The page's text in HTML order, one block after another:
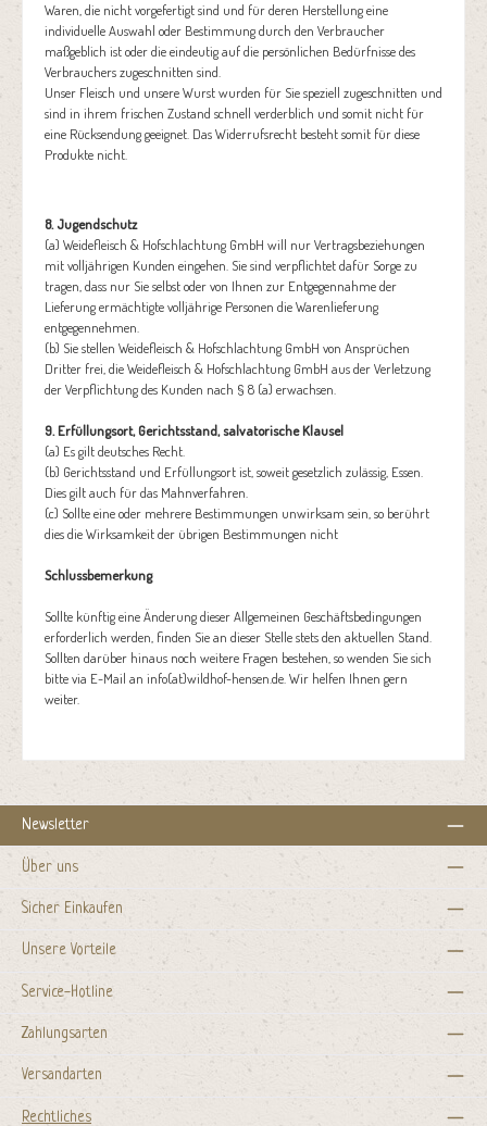
Waren, die nicht vorgefertigt sind und für deren Herstellung eine
individuelle Auswahl oder Bestimmung durch den Verbraucher
maßgeblich ist oder die eindeutig auf die persönlichen Bedürfnisse des
Verbrauchers zugeschnitten sind.
Unser Fleisch und unsere Wurst wurden für Sie speziell zugeschnitten und
sind in ihrem frischen Zustand schnell verderblich und somit nicht für
eine Rücksendung geeignet. Das Widerrufsrecht besteht somit für diese
Produkte nicht.
8. Jugendschutz
(a) Weidefleisch & Hofschlachtung GmbH will nur Vertragsbeziehungen
mit volljährigen Kunden eingehen. Sie sind verpflichtet dafür Sorge zu
tragen, dass nur Sie selbst oder von Ihnen zur Entgegennahme der
Lieferung ermächtigte volljährige Personen die Warenlieferung
entgegennehmen.
(b) Sie stellen Weidefleisch & Hofschlachtung GmbH von Ansprüchen
Dritter frei, die Weidefleisch & Hofschlachtung GmbH aus der Verletzung
der Verpflichtung des Kunden nach § 8 (a) erwachsen.
9. Erfüllungsort, Gerichtsstand, salvatorische Klausel
(a) Es gilt deutsches Recht.
(b) Gerichtsstand und Erfüllungsort ist, soweit gesetzlich zulässig, Essen.
Dies gilt auch für das Mahnverfahren.
(c) Sollte eine oder mehrere Bestimmungen unwirksam sein, so berührt
dies die Wirksamkeit der übrigen Bestimmungen nicht
Schlussbemerkung
Sollte künftig eine Änderung dieser Allgemeinen Geschäftsbedingungen
erforderlich werden, finden Sie an dieser Stelle stets den aktuellen Stand.
Sollten darüber hinaus noch weitere Fragen bestehen, so wenden Sie sich
bitte via E-Mail an info(at)wildhof-hensen.de. Wir helfen Ihnen gern
weiter.
Newsletter
Über uns
Sicher Einkaufen
Unsere Vorteile
Service-Hotline
Zahlungsarten
Versandarten
Rechtliches